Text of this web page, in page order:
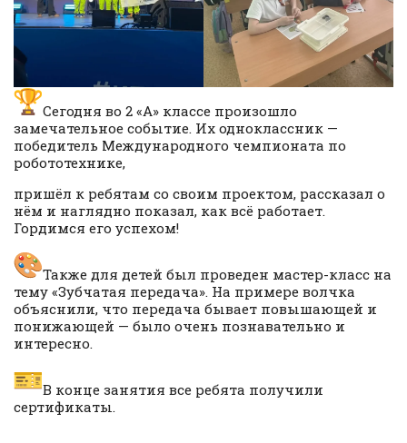
Сегодня во 2 «А» классе произошло
замечательное событие. Их одноклассник —
победитель Международного чемпионата по
робототехнике,
пришёл к ребятам со своим проектом, рассказал о
нём и наглядно показал, как всё работает.
Гордимся его успехом!
Также для детей был проведен мастер-класс на
тему «Зубчатая передача». На примере волчка
объяснили, что передача бывает повышающей и
понижающей — было очень познавательно и
интересно.
В конце занятия все ребята получили
сертификаты.